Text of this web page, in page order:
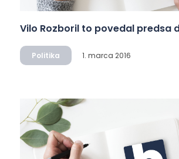
Vilo Rozboril to povedal predsa
Politika 1. marca 2016